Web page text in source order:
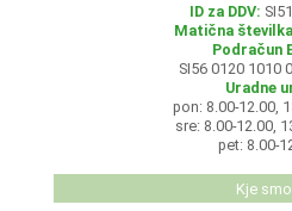
ID za DDV:
Matična
Podračun
SI56 0120 1010
Uradne
pon: 8.00-12.00,
sre: 8.00-12.00,
pet: 8.00-
Kje